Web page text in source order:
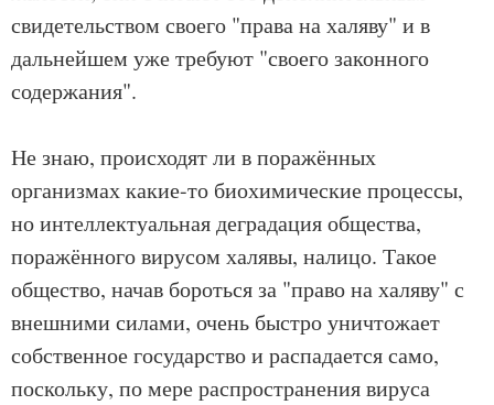
свидетельством своего "права на халяву" и в
дальнейшем уже требуют "своего законного
содержания".
Не знаю, происходят ли в поражённых
организмах какие-то биохимические процессы,
но интеллектуальная деградация общества,
поражённого вирусом халявы, налицо. Такое
общество, начав бороться за "право на халяву" с
внешними силами, очень быстро уничтожает
собственное государство и распадается само,
поскольку, по мере распространения вируса